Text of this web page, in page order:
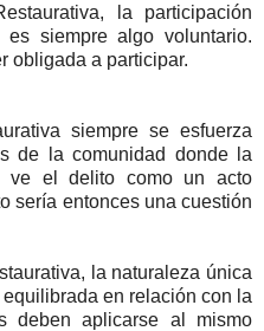
la participación
es siempre algo voluntario.
obligada a participar.
siempre se esfuerza
de la comunidad donde la
ve el delito como un acto
sería entonces una cuestión
la naturaleza única
en relación con la
deben aplicarse al mismo